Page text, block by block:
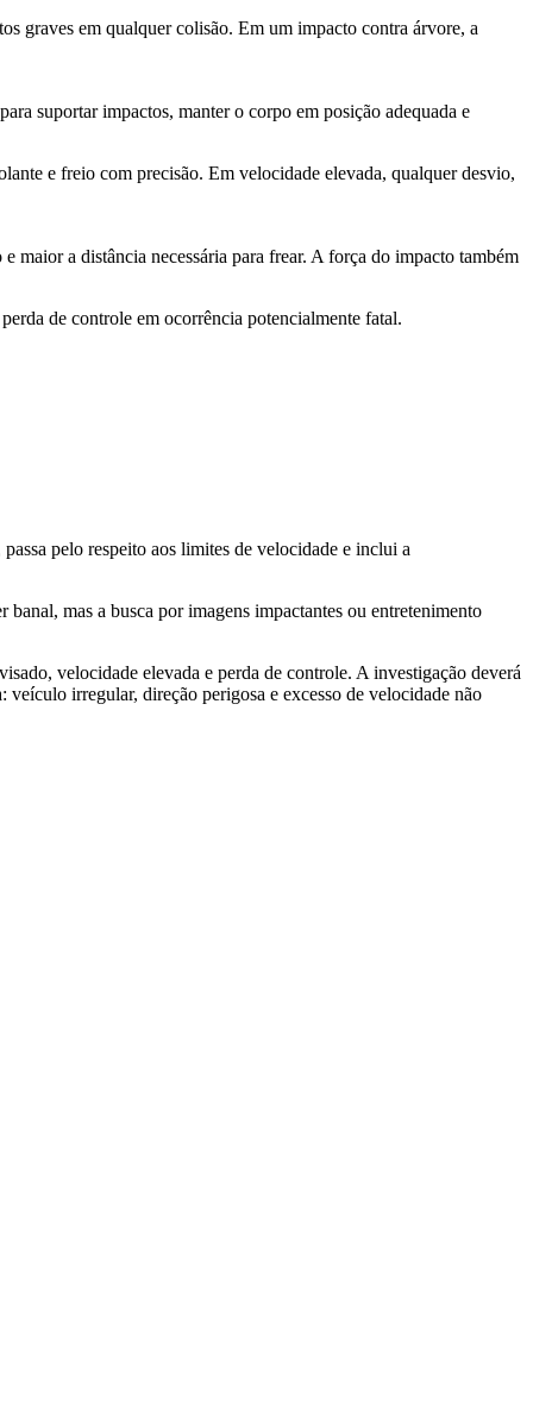
graves em qualquer colisão. Em um impacto contra árvore, a
suportar impactos, manter o corpo em posição adequada e
e freio com precisão. Em velocidade elevada, qualquer desvio,
maior a distância necessária para frear. A força do impacto também
de controle em ocorrência potencialmente fatal.
pelo respeito aos limites de velocidade e inclui a
mas a busca por imagens impactantes ou entretenimento
velocidade elevada e perda de controle. A investigação deverá
irregular, direção perigosa e excesso de velocidade não